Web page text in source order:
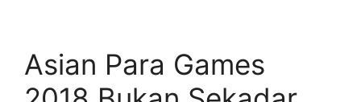
Asian Para Games